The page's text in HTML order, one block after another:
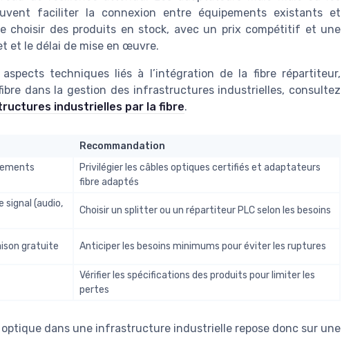
faciliter la connexion entre équipements existants et
choisir des produits en stock, avec un prix compétitif et une
et le délai de mise en œuvre.
techniques liés à l’intégration de la fibre répartiteur,
dans la gestion des infrastructures industrielles, consultez
industrielles par la fibre.
Recommandation
Privilégier les câbles optiques certifiés et adaptateurs
fibre adaptés
signal (audio,
Choisir un splitter ou un répartiteur PLC selon les besoins
gratuite Anticiper les besoins minimums pour éviter les ruptures
Vérifier les spécifications des produits pour limiter les
pertes
dans une infrastructure industrielle repose donc sur une